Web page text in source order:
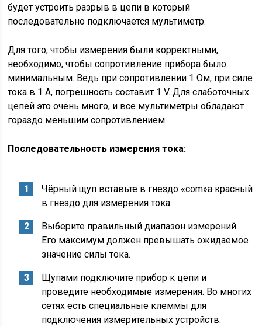
будет устроить разрыв в цепи в который
последовательно подключается мультиметр.
Для того, чтобы измерения были корректными,
необходимо, чтобы сопротивление прибора было
минимальным. Ведь при сопротивлении 1 Ом, при силе
тока в 1 А, погрешность составит 1 V. Для слаботочных
цепей это очень много, и все мультиметры обладают
гораздо меньшим сопротивлением.
Последовательность измерения тока:
Чёрный щуп вставьте в гнездо «com»а красный
в гнездо для измерения тока.
Выберите правильный диапазон измерений.
Его максимум должен превышать ожидаемое
значение силы тока.
Щупами подключите прибор к цепи и
проведите необходимые измерения. Во многих
сетях есть специальные клеммы для
подключения измерительных устройств.